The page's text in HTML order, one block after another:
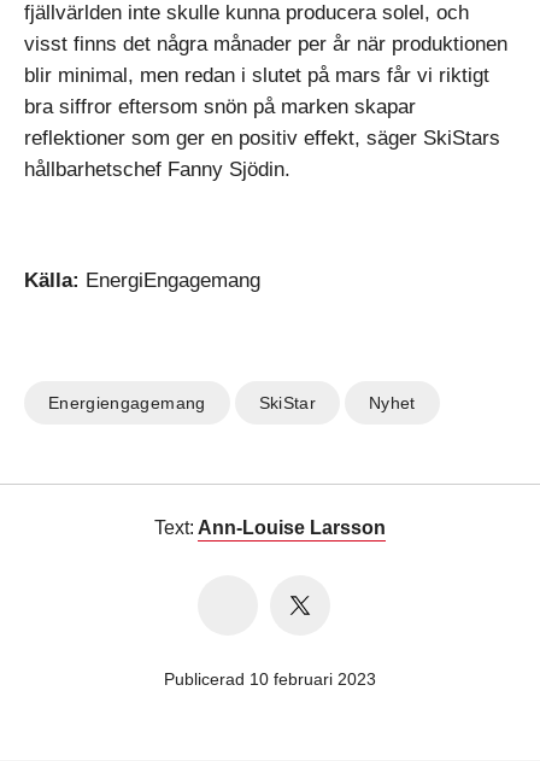
fjällvärlden inte skulle kunna producera solel, och
visst finns det några månader per år när produktionen
blir minimal, men redan i slutet på mars får vi riktigt
bra siffror eftersom snön på marken skapar
reflektioner som ger en positiv effekt, säger SkiStars
hållbarhetschef Fanny Sjödin.
Källa: EnergiEngagemang
Energiengagemang SkiStar Nyhet
Text: Ann-Louise Larsson
Publicerad 10 februari 2023